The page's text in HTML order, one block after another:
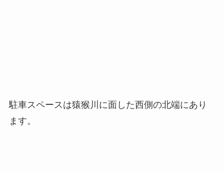
駐車スペースは猿猴川に面した西側の北端にあり
ます。